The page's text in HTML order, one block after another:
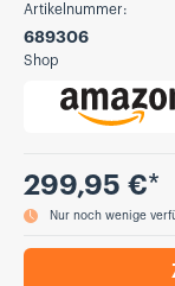
Artikelnummer:
689306
Shop
Preis
299,95 €*
Nur noch wenige